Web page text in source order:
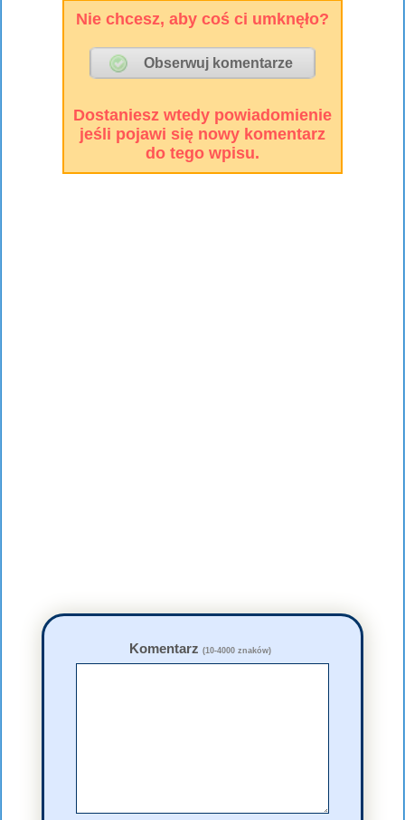
Nie chcesz, aby coś ci umknęło?
Dostaniesz wtedy powiadomienie
jeśli pojawi się nowy komentarz
do tego wpisu.
Komentarz (10-4000 znaków)